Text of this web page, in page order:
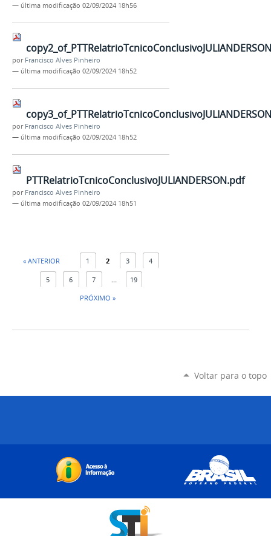
— última modificação 02/09/2024 18h56
por Francisco Alves Pinheiro
— última modificação 02/09/2024 18h52
por Francisco Alves Pinheiro
— última modificação 02/09/2024 18h52
PTTRelatrioTcnicoConclusivoJULIANDERSON.pdf
por Francisco Alves Pinheiro
— última modificação 02/09/2024 18h51
« ANTERIOR 1 2 3 4
5 6 7
19
PRÓXIMO »
Voltar para o topo